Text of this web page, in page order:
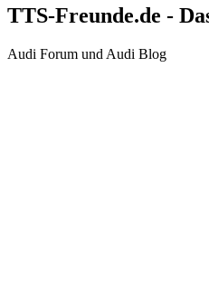
TTS-Freunde.de -
Audi Forum und Audi Blog